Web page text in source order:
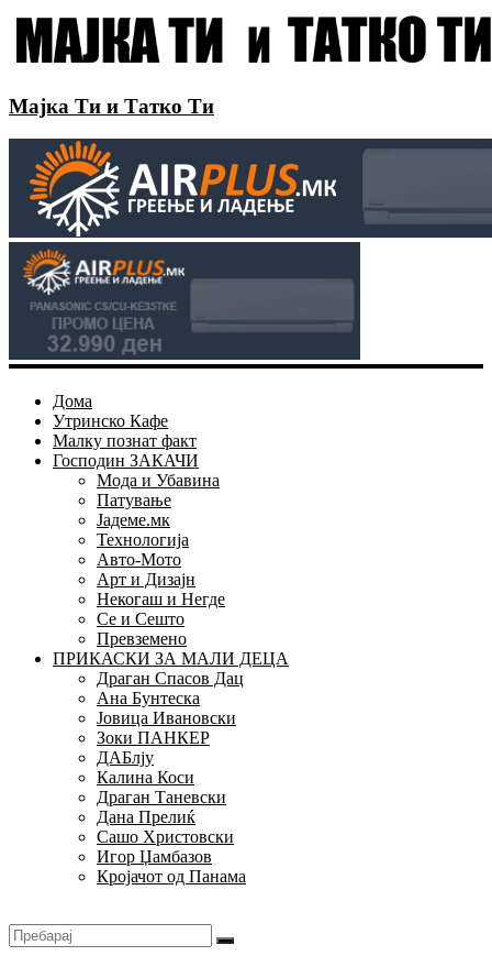
Мајка Ти и Татко Ти
Дома
Утринско Кафе
Малку познат факт
Господин ЗАКАЧИ
Мода и Убавина
Патување
Јадеме.мк
Технологија
Авто-Мото
Арт и Дизајн
Некогаш и Негде
Се и Сешто
Превземено
ПРИКАСКИ ЗА МАЛИ ДЕЦА
Драган Спасов Дац
Ана Бунтеска
Јовица Ивановски
Зоки ПАНКЕР
ДАБлју
Калина Коси
Драган Таневски
Дана Прелиќ
Сашо Христовски
Игор Џамбазов
Кројачот од Панама